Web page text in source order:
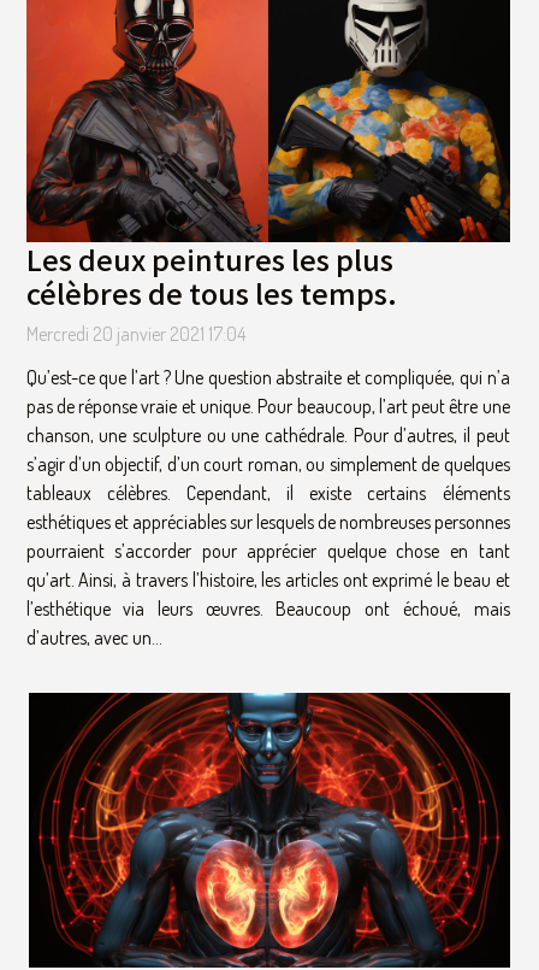
Les deux peintures les plus
célèbres de tous les temps.
Mercredi 20 janvier 2021 17:04
Qu’est-ce que l’art ? Une question abstraite et compliquée, qui n’a
pas de réponse vraie et unique. Pour beaucoup, l’art peut être une
chanson, une sculpture ou une cathédrale. Pour d’autres, il peut
s’agir d’un objectif, d’un court roman, ou simplement de quelques
tableaux célèbres. Cependant, il existe certains éléments
esthétiques et appréciables sur lesquels de nombreuses personnes
pourraient s’accorder pour apprécier quelque chose en tant
qu’art. Ainsi, à travers l’histoire, les articles ont exprimé le beau et
l’esthétique via leurs œuvres. Beaucoup ont échoué, mais
d’autres, avec un...